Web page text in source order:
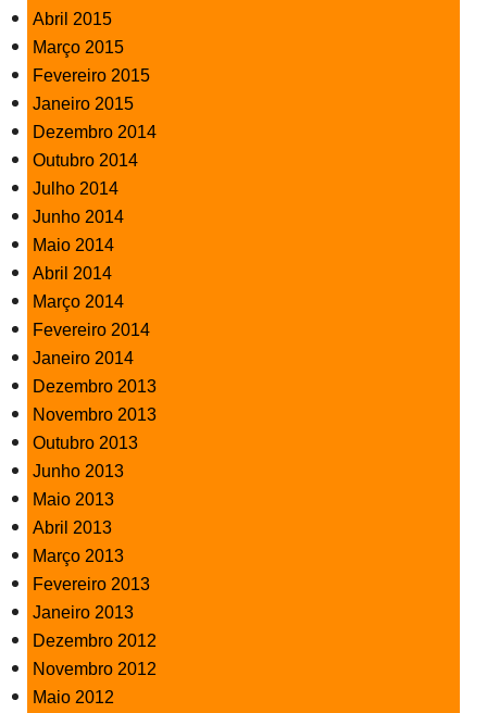
Abril 2015
Março 2015
Fevereiro 2015
Janeiro 2015
Dezembro 2014
Outubro 2014
Julho 2014
Junho 2014
Maio 2014
Abril 2014
Março 2014
Fevereiro 2014
Janeiro 2014
Dezembro 2013
Novembro 2013
Outubro 2013
Junho 2013
Maio 2013
Abril 2013
Março 2013
Fevereiro 2013
Janeiro 2013
Dezembro 2012
Novembro 2012
Maio 2012